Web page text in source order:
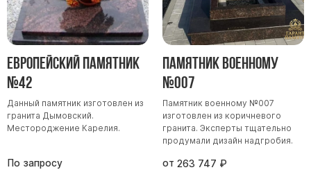
Европейский памятник
№42
Данный памятник изготовлен из
гранита Дымовский.
Местороджение Карелия.
По запросу
Памятник военному
№007
Памятник военному №007
изготовлен из коричневого
гранита. Эксперты тщательно
продумали дизайн надгробия.
от 263 747 ₽